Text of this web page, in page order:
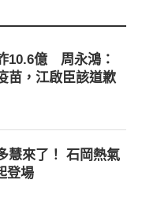
10.6億 周永鴻：
苗，江啟臣該道歉
慧來了！ 石岡熱氣
登場